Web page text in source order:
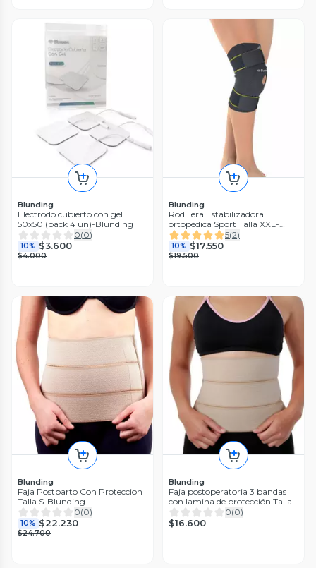
Blunding
Electrodo cubierto con gel
50x50 (pack 4 un)-Blunding
0(0)
10% $3.600
$4.000
Blunding
Rodillera Estabilizadora
ortopédica Sport Talla XXL-
Blunding
5(2)
10% $17.550
$19.500
Blunding
Faja Postparto Con Proteccion
Talla S-Blunding
0(0)
10% $22.230
$24.700
Blunding
Faja postoperatoria 3 bandas
con lamina de protección Talla
M-Blunding
0(0)
$16.600